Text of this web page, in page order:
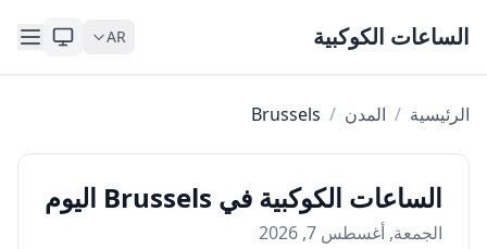
الساعات الكوكبية AR
الرئيسية / المدن /
Brussels
الساعات الكوكبية في Brussels اليوم
الجمعة, أغسطس 7, 2026